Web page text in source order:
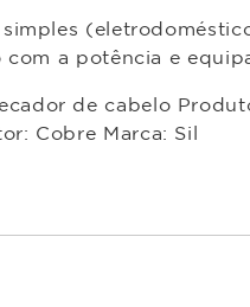
a potência e
de cabelo
Cobre Marca: Sil